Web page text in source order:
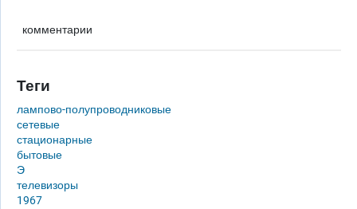
комментарии
Теги
лампово-полупроводниковые
сетевые
стационарные
бытовые
Э
телевизоры
1967